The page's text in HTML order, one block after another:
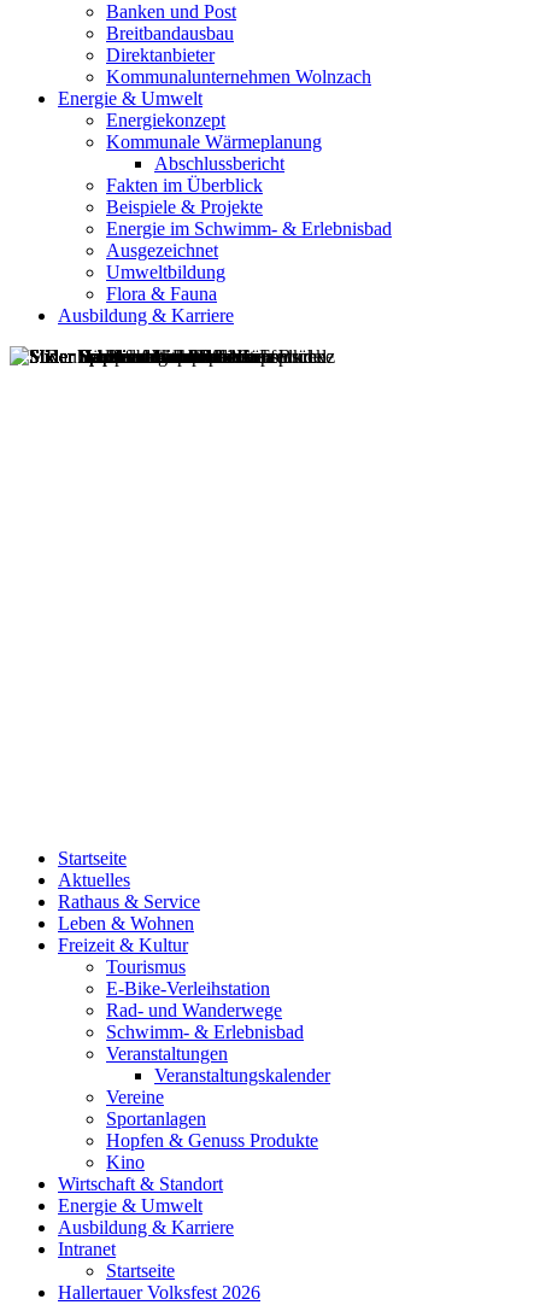
Banken und Post
Breitbandausbau
Direktanbieter
Kommunalunternehmen Wolnzach
Energie & Umwelt
Energiekonzept
Kommunale Wärmeplanung
Abschlussbericht
Fakten im Überblick
Beispiele & Projekte
Energie im Schwimm- & Erlebnisbad
Ausgezeichnet
Umweltbildung
Flora & Fauna
Ausbildung & Karriere
Startseite
Aktuelles
Rathaus & Service
Leben & Wohnen
Freizeit & Kultur
Tourismus
E-Bike-Verleihstation
Rad- und Wanderwege
Schwimm- & Erlebnisbad
Veranstaltungen
Veranstaltungskalender
Vereine
Sportanlagen
Hopfen & Genuss Produkte
Kino
Wirtschaft & Standort
Energie & Umwelt
Ausbildung & Karriere
Intranet
Startseite
Hallertauer Volksfest 2026